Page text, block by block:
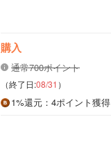
購入
通常700ポイント
（終了日:08/31 ）
1%還元 ：4ポイント獲得